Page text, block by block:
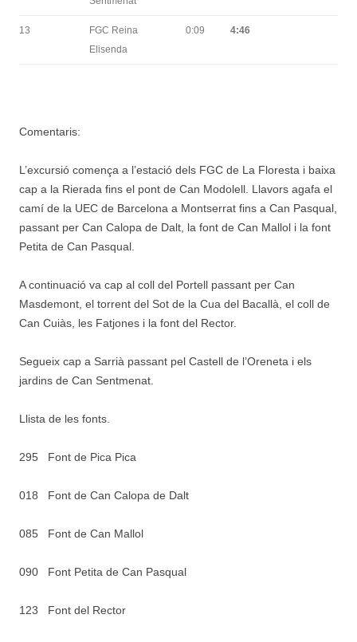
13
FGC Reina
Elisenda
0:09 4:46
Comentaris:
L’excursió comença a l’estació dels FGC de La Floresta i baixa
cap a la Rierada fins el pont de Can Modolell. Llavors agafa el
camí de la UEC de Barcelona a Montserrat fins a Can Pasqual,
passant per Can Calopa de Dalt, la font de Can Mallol i la font
Petita de Can Pasqual.
A continuació va cap al coll del Portell passant per Can
Masdemont, el torrent del Sot de la Cua del Bacallà, el coll de
Can Cuiàs, les Fatjones i la font del Rector.
Segueix cap a Sarrià passant pel Castell de l’Oreneta i els
jardins de Can Sentmenat.
Llista de les fonts.
295 Font de Pica Pica
018 Font de Can Calopa de Dalt
085 Font de Can Mallol
090 Font Petita de Can Pasqual
123 Font del Rector